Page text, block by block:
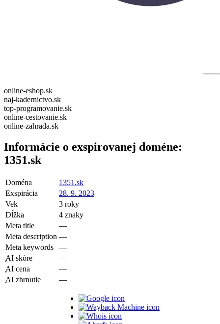
online-eshop.sk
naj-kadernictvo.sk
top-programovanie.sk
online-cestovanie.sk
online-zahrada.sk
Informácie o exspirovanej doméne:
1351.sk
Doména
1351.sk
Exspirácia
28. 9. 2023
Vek
3 roky
Dĺžka
4 znaky
Meta title
—
Meta description —
Meta keywords
—
AI skóre
—
AI cena
—
AI zhrnutie —